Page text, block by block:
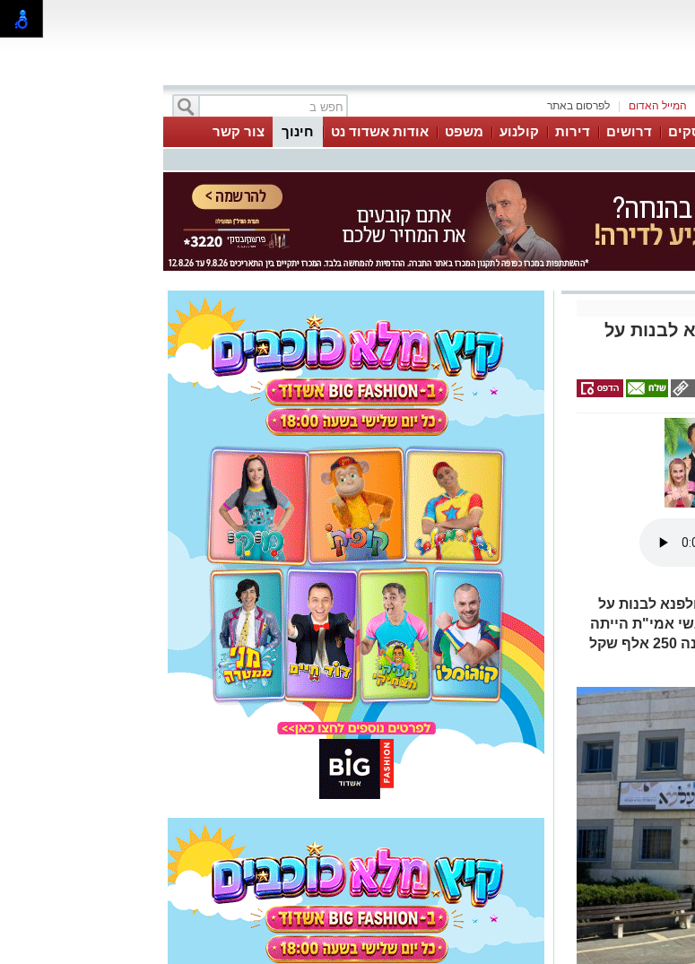
לפרסום באתר המייל האדום
דרושים דירות קולנוע משפט אודות אשדוד נט חינוך צור קשר
לבנות על
לבנות על
אמי"ת הייתה
היחידה שנגשה למכרז וזכתה בו. הרשת תשקיע בכל שנה 250 אלף שקל